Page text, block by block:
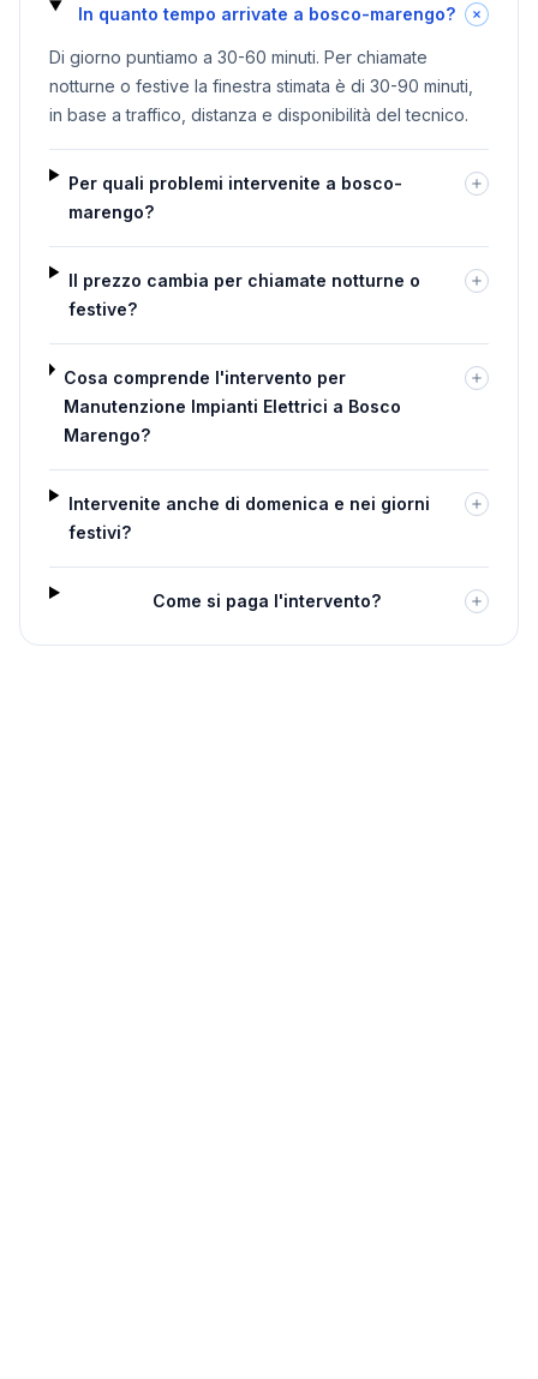
In quanto tempo arrivate a bosco-marengo?
Di giorno puntiamo a 30-60 minuti. Per chiamate
notturne o festive la finestra stimata è di 30-90 minuti,
in base a traffico, distanza e disponibilità del tecnico.
Per quali problemi intervenite a bosco-
marengo?
Il prezzo cambia per chiamate notturne o
festive?
Cosa comprende l'intervento per
Manutenzione Impianti Elettrici a Bosco
Marengo?
Intervenite anche di domenica e nei giorni
festivi?
Come si paga l'intervento?